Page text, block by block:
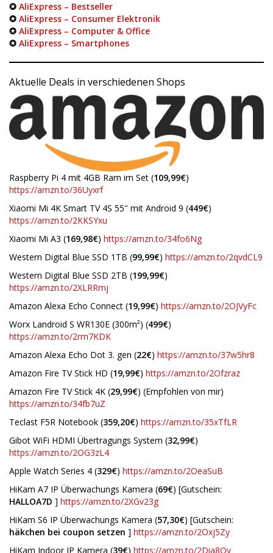
✪ AliExpress – Bestseller
✪ AliExpress – Consumer Elektronik
✪ AliExpress – Computer & Office
✪ AliExpress – Smartphones
Aktuelle Deals in verschiedenen Shops
Raspberry Pi 4 mit 4GB Ram im Set (109,99€)
https://amzn.to/36Uyxrf
Xiaomi Mi 4K Smart TV 4S 55″ mit Android 9 (449€)
https://amzn.to/2KKSYxu
Xiaomi Mi A3 (169,98€) https://amzn.to/34fo6Ng
Western Digital Blue SSD 1TB (99,99€) https://amzn.to/2qvdCL9
Western Digital Blue SSD 2TB (199,99€)
https://amzn.to/2XLRRmj
Amazon Alexa Echo Connect (19,99€) https://amzn.to/2OJVyFc
Worx Landroid S WR130E (300m²) (499€)
https://amzn.to/2rm7KDK
Amazon Alexa Echo Dot 3. gen (22€) https://amzn.to/37w5hr8
Amazon Fire TV Stick HD (19,99€) https://amzn.to/2Ofzraz
Amazon Fire TV Stick 4K (29,99€) (Empfohlen von mir)
https://amzn.to/34fb7uZ
Teclast F5R Notebook (359,20€) https://amzn.to/35xTfLR
Gibot WiFi HDMI Übertragungs System (32,99€)
https://amzn.to/2OG3zL4
Apple Watch Series 4 (329€) https://amzn.to/2OeaSuB
HiKam A7 IP Überwachungs Kamera (69€) [Gutschein:
HALLOA7D ] https://amzn.to/2XGv23g
HiKam S6 IP Überwachungs Kamera (57,30€) [Gutschein:
häkchen bei coupon setzen ] https://amzn.to/2Oxj5Zy
HiKam Indoor IP Kamera (39€) https://amzn.to/2Dia8Oy